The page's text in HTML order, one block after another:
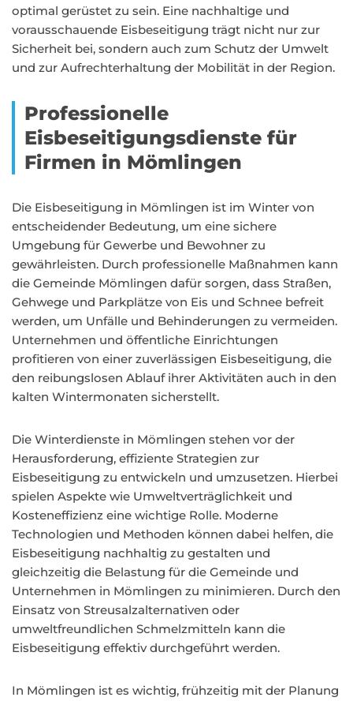
optimal gerüstet zu sein. Eine nachhaltige und
vorausschauende Eisbeseitigung trägt nicht nur zur
Sicherheit bei, sondern auch zum Schutz der Umwelt
und zur Aufrechterhaltung der Mobilität in der Region.
Professionelle
Eisbeseitigungsdienste für
Firmen in Mömlingen
Die Eisbeseitigung in Mömlingen ist im Winter von
entscheidender Bedeutung, um eine sichere
Umgebung für Gewerbe und Bewohner zu
gewährleisten. Durch professionelle Maßnahmen kann
die Gemeinde Mömlingen dafür sorgen, dass Straßen,
Gehwege und Parkplätze von Eis und Schnee befreit
werden, um Unfälle und Behinderungen zu vermeiden.
Unternehmen und öffentliche Einrichtungen
profitieren von einer zuverlässigen Eisbeseitigung, die
den reibungslosen Ablauf ihrer Aktivitäten auch in den
kalten Wintermonaten sicherstellt.
Die Winterdienste in Mömlingen stehen vor der
Herausforderung, effiziente Strategien zur
Eisbeseitigung zu entwickeln und umzusetzen. Hierbei
spielen Aspekte wie Umweltverträglichkeit und
Kosteneffizienz eine wichtige Rolle. Moderne
Technologien und Methoden können dabei helfen, die
Eisbeseitigung nachhaltig zu gestalten und
gleichzeitig die Belastung für die Gemeinde und
Unternehmen in Mömlingen zu minimieren. Durch den
Einsatz von Streusalzalternativen oder
umweltfreundlichen Schmelzmitteln kann die
Eisbeseitigung effektiv durchgeführt werden.
In Mömlingen ist es wichtig, frühzeitig mit der Planung